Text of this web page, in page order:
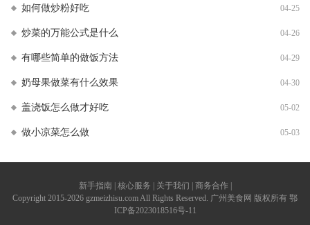
如何做炒粉好吃 04-25
炒菜的万能公式是什么 04-26
有哪些简单的做饭方法 04-29
奶母果做菜有什么效果 04-30
盖浇饭怎么做才好吃 05-02
做小凉菜怎么做 05-03
新手指南 | 核心服务 | 关于我们 | 商务合作 |
Copyright 2015-2026 gzmeizhisu.com All Rights Reserved. 广州美食网 版权所有 鄂
ICP备2023018516号-11